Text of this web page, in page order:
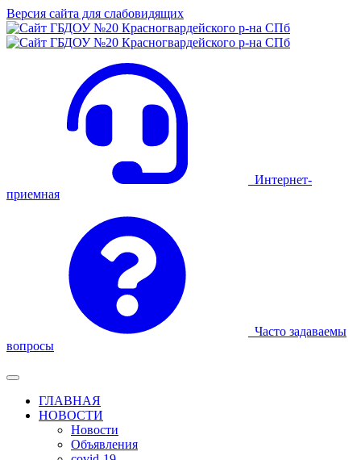
Версия сайта для слабовидящих
Интернет-
приемная
Часто задаваемы
вопросы
ГЛАВНАЯ
НОВОСТИ
Новости
Объявления